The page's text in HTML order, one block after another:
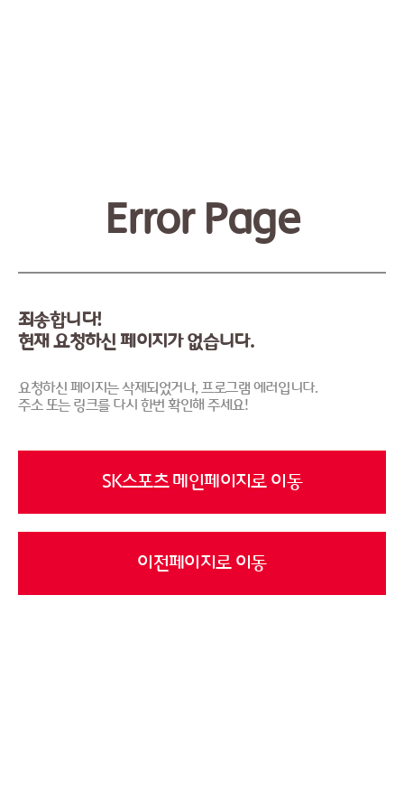
Error Page
죄송합니다!
현재 요청하신 페이지가 없습니다.
요청하신 페이지는 삭제되었거나, 프로그램 에러입니다.
주소 또는 링크를 다시 한번 확인해 주세요!
SK스포츠 메인페이지로 이동
이전페이지로 이동